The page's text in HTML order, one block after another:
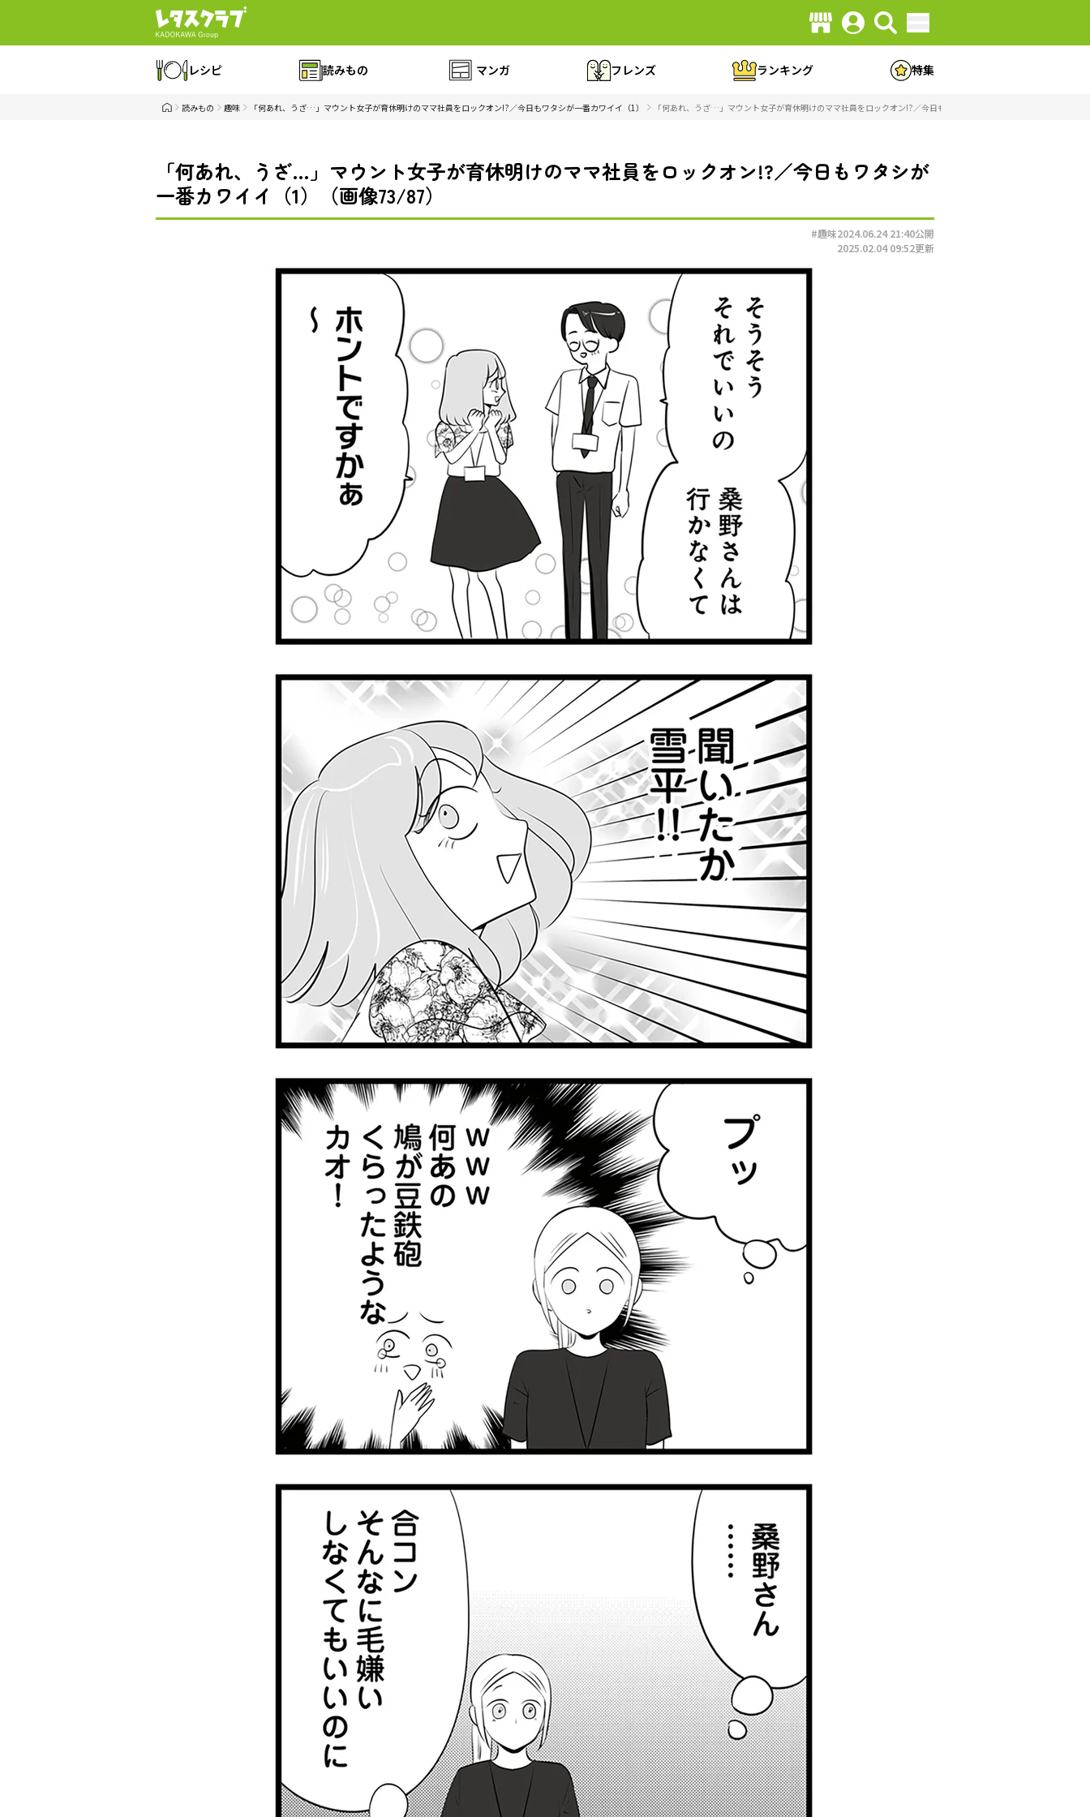
レシピ 読みもの マンガ フレンズ ランキング 特集
読みもの 趣味 「何あれ、うざ…」マウント女子が育休明けのママ社員をロックオン!?／今日もワタシが一番カワイイ（1） 「何あれ、うざ…」マウント女子が育休明けのママ社員をロックオン!?／今日もワタシが一番カワイイ（1）（画像73/
「何あれ、うざ…」マウント女子が育休明けのママ社員をロックオン!?／今日もワタシが
一番カワイイ（1）（画像73/87）
#趣味2024.06.24 21:40公開
2025.02.04 09:52更新